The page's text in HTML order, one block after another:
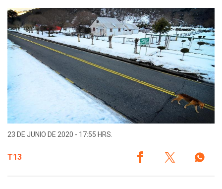
23 DE JUNIO DE 2020 - 17:55 HRS.
T13